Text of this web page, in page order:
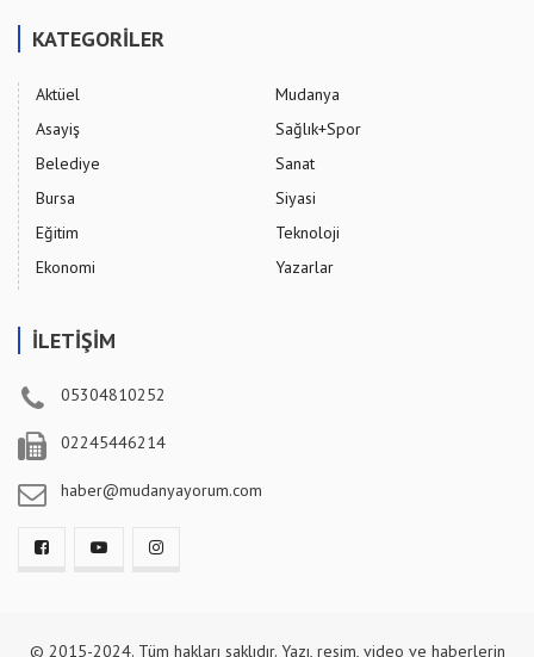
KATEGORİLER
Aktüel
Asayiş
Belediye
Bursa
Eğitim
Ekonomi
Mudanya
Sağlık+Spor
Sanat
Siyasi
Teknoloji
Yazarlar
İLETİŞİM
05304810252
02245446214
haber@mudanyayorum.com
© 2015-2024. Tüm hakları saklıdır. Yazı, resim, video ve haberlerin